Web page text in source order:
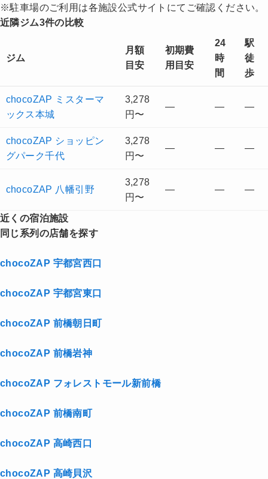
※駐車場のご利用は各施設公式サイトにてご確認ください。
近隣ジム3件の比較
ジム
月額
目安
初期費
用目安
24
時
間
駅
徒
歩
chocoZAP ミスターマ
ックス本城
3,278
円〜
— — —
chocoZAP ショッピン
グパーク千代
3,278
円〜
— — —
chocoZAP 八幡引野
3,278
円〜
— — —
近くの宿泊施設
同じ系列の店舗を探す
chocoZAP 宇都宮西口
chocoZAP 宇都宮東口
chocoZAP 前橋朝日町
chocoZAP 前橋岩神
chocoZAP フォレストモール新前橋
chocoZAP 前橋南町
chocoZAP 高崎西口
chocoZAP 高崎貝沢